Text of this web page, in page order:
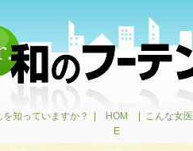
を知っていますか？
HOM
E
こんな女